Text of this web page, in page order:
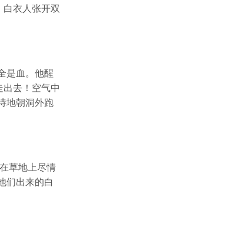
衣人张开双
是血。他醒
出去！空气中
地朝洞外跑
草地上尽情
们出来的白